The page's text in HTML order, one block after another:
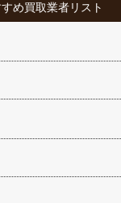
め買取業者リスト